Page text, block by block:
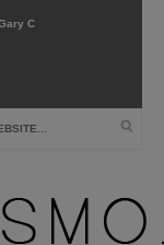
Chartier nos presenta